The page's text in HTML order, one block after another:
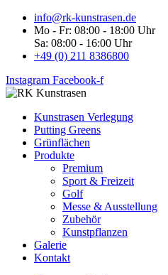
info@rk-kunstrasen.de
Mo - Fr: 08:00 - 18:00 Uhr
Sa: 08:00 - 16:00 Uhr
+49 (0) 211 8386800
Instagram Facebook-f
Kunstrasen Verlegung
Putting Greens
Grünflächen
Produkte
Premium
Sport & Freizeit
Golf
Messe & Ausstellung
Zubehör
Kunstpflanzen
Galerie
Kontakt